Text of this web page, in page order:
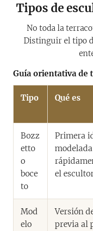
Tipos de
No toda la
Distinguir el tipo
Guía orientativa de
Tipo Qué es
Bozz
etto
o
boce
to
Primera
modelada
el
Mod
elo
Versión
previa al